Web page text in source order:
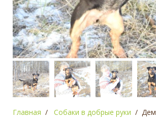
Главная Собаки в добрые руки